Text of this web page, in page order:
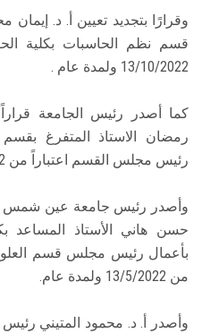
وقرارًا بتجديد تعيين أ. د.
قسم نظم الحاسبات بكلية
13/10/2022 ولمدة عام .
كما أصدر رئيس الجامعة
رمضان الاستاذ المتفرغ بقسم
رئيس مجلس القسم اعتباراً من 10/8/2022 ولمدة عام .
وأصدر رئيس جامعة عين شمس
حسن هاني الأستاذ المساعد
بأعمال رئيس مجلس قسم العلوم
من 13/5/2022 ولمدة عام.
وأصدر أ. د. محمود المتيني